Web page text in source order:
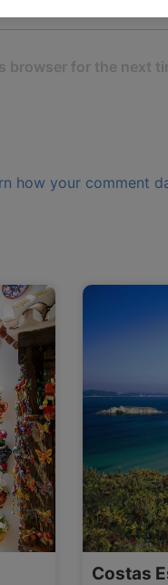
browser for the next
how your comment
Costas